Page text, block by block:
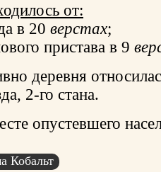
от:
в 20 верстах;
пристава в 9
деревня
2-го стана.
опустевшего
Кобальт